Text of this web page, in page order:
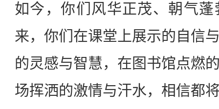
如今，你们风华正茂、朝气
来，你们在课堂上展示的自信
的灵感与智慧，在图书馆点燃
场挥洒的激情与汗水，相信都